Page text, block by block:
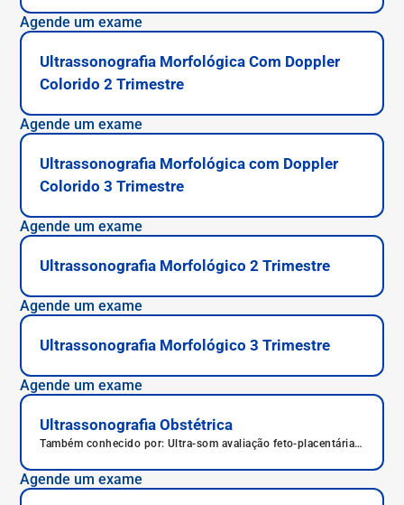
Agende um exame
Ultrassonografia Morfológica Com Doppler
Colorido 2 Trimestre
Agende um exame
Ultrassonografia Morfológica com Doppler
Colorido 3 Trimestre
Agende um exame
Ultrassonografia Morfológico 2 Trimestre
Agende um exame
Ultrassonografia Morfológico 3 Trimestre
Agende um exame
Ultrassonografia Obstétrica
Também conhecido por: Ultra-som avaliação feto-placentária,
obstétrico, Ultra-som obstétrico (gestação), Ultra-som
avaliação obstétrica.
Agende um exame